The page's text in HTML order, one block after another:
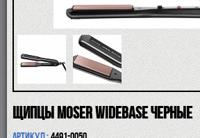
ДЛЯ ВОЛОС И ТЕЛА
ПАРФЮМ
КОСМЕТИЧКИ
АКСЕССУАРЫ
МАНИКЮРНЫЕ ИНСТРУМЕНТЫ
СКИДКА
Щипцы Moser WideBase черные